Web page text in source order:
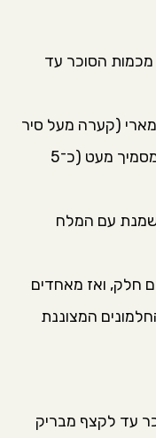
מכמות הסוכר עד
(קערה מעל סיר
מים רותחים), תוך טריפה עד שמסמיך מעט (כ־5
עם המלח
חלק, ואז מאחדים
המצוננת
עד לקצף מבריק